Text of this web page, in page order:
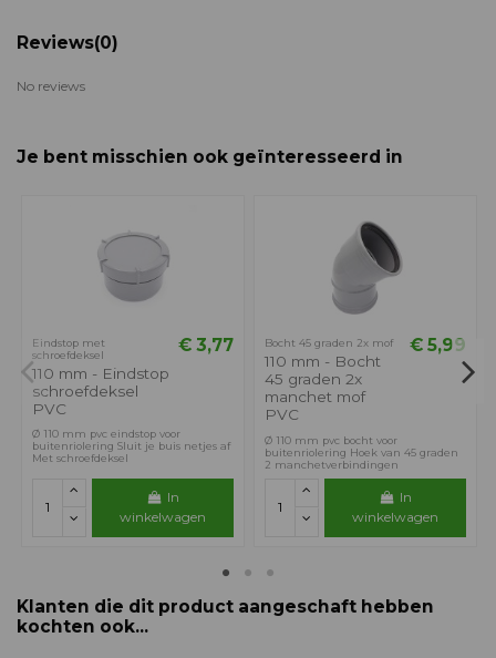
Reviews(0)
No reviews
Je bent misschien ook geïnteresseerd in
Eindstop met
schroefdeksel
110 mm - Eindstop
schroefdeksel
PVC
€ 3,77
Ø 110 mm pvc eindstop voor
buitenriolering Sluit je buis netjes af
Met schroefdeksel
In
winkelwagen
Bocht 45 graden 2x mof
110 mm - Bocht
45 graden 2x
manchet mof
PVC
€ 5,99
Ø 110 mm pvc bocht voor
buitenriolering Hoek van 45 graden
2 manchetverbindingen
In
winkelwagen
Klanten die dit product aangeschaft hebben
kochten ook...